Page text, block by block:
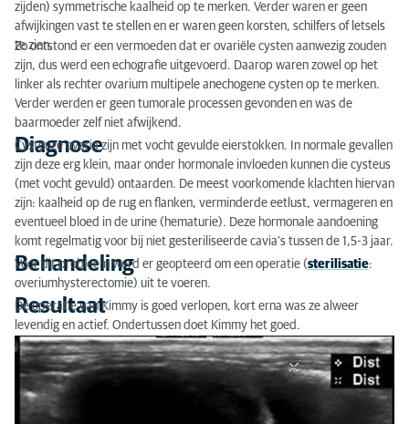
Klinisch onderzoek
Diagnose
Behandeling
Resultaat
zijden) symmetrische kaalheid op te merken. Verder waren er geen
afwijkingen vast te stellen en er waren geen korsten, schilfers of letsels
te zien.
Zo ontstond er een vermoeden dat er ovariële cysten aanwezig zouden
zijn, dus werd een echografie uitgevoerd. Daarop waren zowel op het
linker als rechter ovarium multipele anechogene cysten op te merken.
Verder werden er geen tumorale processen gevonden en was de
baarmoeder zelf niet afwijkend.
Diagnose
Cysteuze ovaria zijn met vocht gevulde eierstokken. In normale gevallen
zijn deze erg klein, maar onder hormonale invloeden kunnen die cysteus
(met vocht gevuld) ontaarden. De meest voorkomende klachten hiervan
zijn: kaalheid op de rug en flanken, verminderde eetlust, vermageren en
eventueel bloed in de urine (hematurie). Deze hormonale aandoening
komt regelmatig voor bij niet gesteriliseerde cavia’s tussen de 1,5-3 jaar.
Behandeling
Voor dit probleem werd er geopteerd om een operatie (sterilisatie:
overiumhysterectomie) uit te voeren.
Resultaat
De operatie van Kimmy is goed verlopen, kort erna was ze alweer
levendig en actief. Ondertussen doet Kimmy het goed.